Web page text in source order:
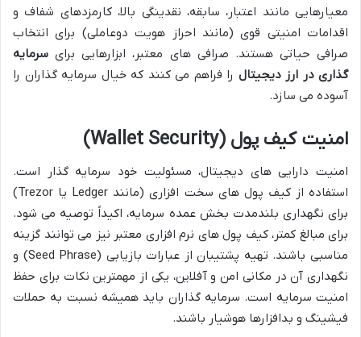
معیارهایی مانند اعتبار، سابقه، نقدینگی بالا، کارمزدهای شفاف و
اقدامات امنیتی قوی (مانند احراز هویت دوعاملی) برای انتخاب
صرافی حیاتی هستند. صرافی های معتبر، ابزارهایی برای سرمایه
گذاری در ارز دیجیتال را فراهم می کنند که خیال سرمایه گذاران را
آسوده می سازد.
امنیت کیف پول (Wallet Security)
امنیت دارایی های دیجیتال، مسئولیت خود سرمایه گذار است.
استفاده از کیف پول های سخت افزاری (مانند Ledger یا Trezor)
برای نگهداری بلندمدت بخش عمده سرمایه، اکیداً توصیه می شود.
برای مبالغ کمتر، کیف پول های نرم افزاری معتبر نیز می توانند گزینه
مناسبی باشند. تهیه پشتیبان از عبارات بازیابی (Seed Phrase) و
نگهداری آن در مکانی امن و آفلاین، یکی از مهمترین نکات برای حفظ
امنیت سرمایه است. سرمایه گذاران باید همیشه نسبت به حملات
فیشینگ و بدافزارها هوشیار باشند.